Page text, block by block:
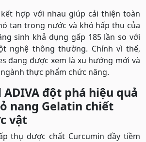
hợp với nhau giúp cải thiện toàn
tan trong nước và khó hấp thu của
sinh khả dụng gấp 185 lần so với
nghệ thông thường. Chính vì thế,
đang được xem là xu hướng mới và
thực phẩm chức năng.
đột phá hiệu quả
nang Gelatin chiết
vật
thụ dược chất Curcumin đầy tiềm